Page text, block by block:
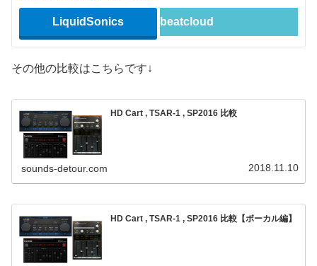
LiquidSonics beatcloud
その他の比較はこちらです↓
HD Cart , TSAR-1 , SP2016 比較
sounds-detour.com 2018.11.10
HD Cart , TSAR-1 , SP2016 比較【ボーカル編】